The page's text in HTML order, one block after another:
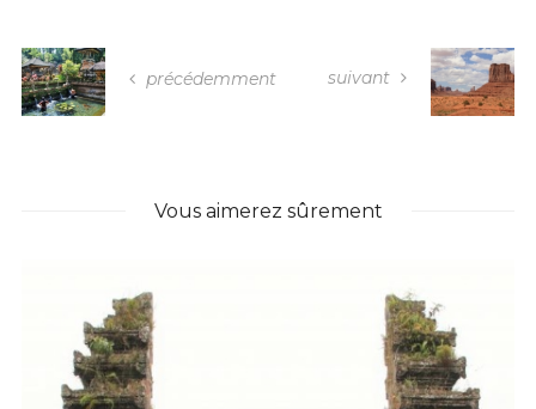
précédemment suivant
Vous aimerez sûrement